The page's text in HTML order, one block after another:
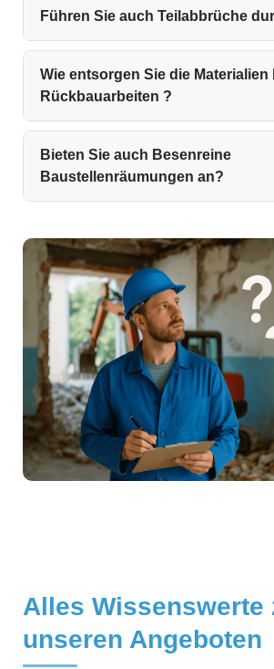
Führen Sie auch Teilabbrüche
Wie entsorgen Sie die Materialien
Rückbauarbeiten ?
Bieten Sie auch Besenreine
Baustellenräumungen an?
Alles Wissenswerte
unseren Angeboten